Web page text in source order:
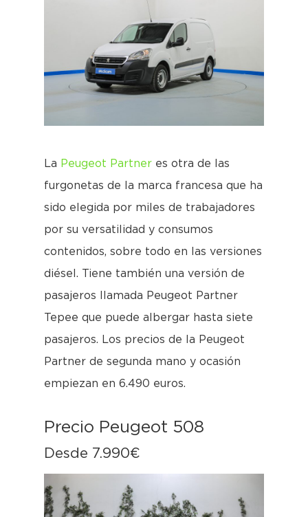
La Peugeot Partner es otra de las
furgonetas de la marca francesa que ha
sido elegida por miles de trabajadores
por su versatilidad y consumos
contenidos, sobre todo en las versiones
diésel. Tiene también una versión de
pasajeros llamada Peugeot Partner
Tepee que puede albergar hasta siete
pasajeros. Los precios de la Peugeot
Partner de segunda mano y ocasión
empiezan en 6.490 euros.
Precio Peugeot 508
Desde 7.990€